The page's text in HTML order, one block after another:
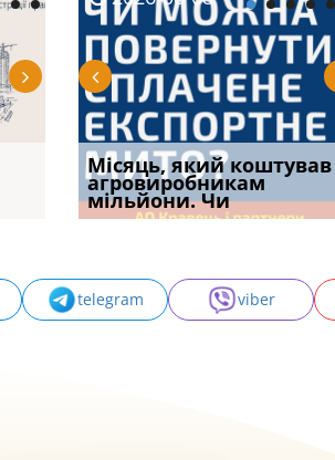
Якщо суд встановив для
відшкодування шкоди
наявніс
Місяць, який коштував
агровиробникам
мільйони. Чи
Чи потрібна ФОП
печатка у 2026 році:
правила засто
telegram viber